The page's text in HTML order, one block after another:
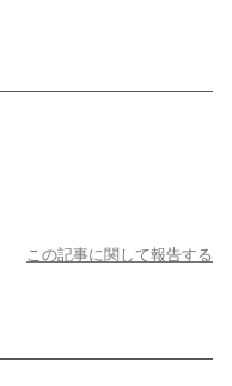
この記事に関して報告する